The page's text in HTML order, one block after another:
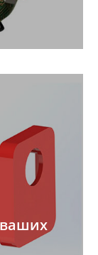
ваших